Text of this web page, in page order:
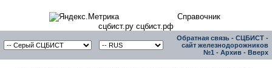
Справочник
сцбист.ру сцбист.рф
Обратная связь - СЦБИСТ -
сайт железнодорожников
№1 - Архив - Вверх